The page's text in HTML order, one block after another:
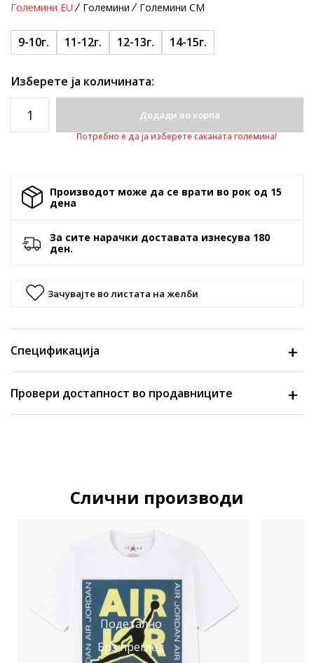
Големини EU Големини Големини CM
9-10г. 11-12г. 12-13г. 14-15г.
Изберете ја количината:
Додади во корпа
Потребно е да ја изберете саканата големина!
Производот може да се врати во рок од 15
денa
За сите нарачки доставата изнесува 180
ден.
Зачувајте во листата на желби
Спецификација
Провери достапност во продавниците
Слични производи
Подетално
Брз преглед